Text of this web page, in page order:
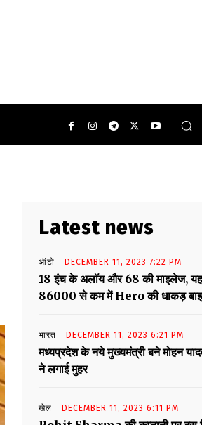
Latest news
ऑटो DECEMBER 11, 2023 7:22 PM
18 इंच के अलॉय और 68 की माइलेज,
86000 से कम में Hero की धाकड़
भारत DECEMBER 11, 2023 6:21 PM
मध्यप्रदेश के नये मुख्यमंत्री बने मोहन
ने लगाई मुहर
खेल DECEMBER 11, 2023 6:11 PM